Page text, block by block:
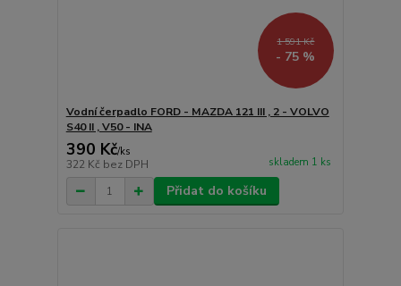
1 591 Kč
- 75 %
Vodní čerpadlo FORD - MAZDA 121 III , 2 - VOLVO
S40 II , V50 - INA
390 Kč/ks
322 Kč bez DPH skladem 1 ks
Přidat do košíku